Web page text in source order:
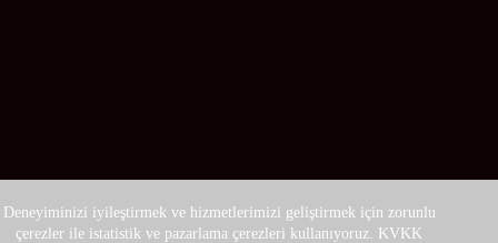
Deneyiminizi iyileştirmek ve hizmetlerimizi geliştirmek için zorunlu
çerezler ile istatistik ve pazarlama çerezleri kullanıyoruz. KVKK